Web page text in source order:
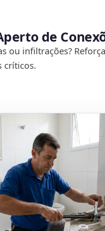
de
ou infiltrações?
críticos.